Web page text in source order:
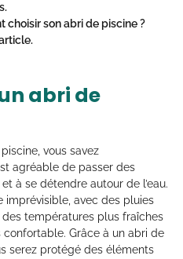
choisir son abri de piscine ?
abri de
vous savez
agréable de passer des
à se détendre autour de l’eau.
imprévisible, avec des pluies
températures plus fraîches
Grâce à un abri de
serez protégé des éléments